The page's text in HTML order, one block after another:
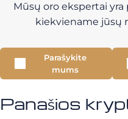
Mūsų oro ekspertai
kiekviename jūsų
Parašykite
mums
Panašios